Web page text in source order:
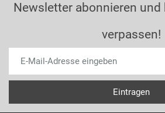
Newsletter abonnieren und
verpassen!